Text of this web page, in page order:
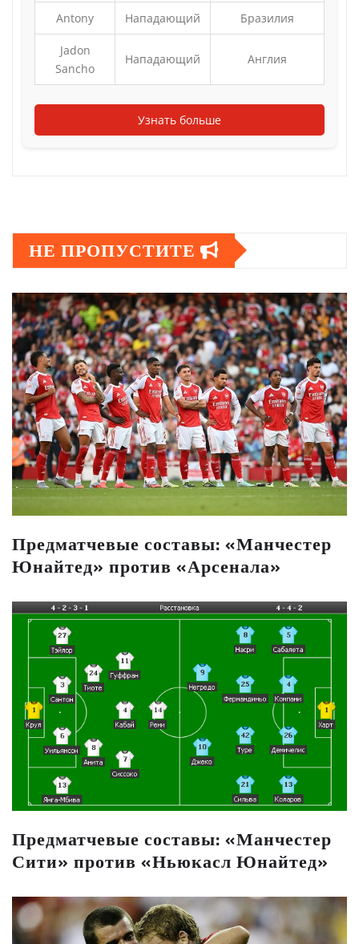
Antony Нападающий Бразилия
Jadon
Sancho
Нападающий Англия
Узнать больше
НЕ ПРОПУСТИТЕ
Предматчевые составы: «Манчестер
Юнайтед» против «Арсенала»
Предматчевые составы: «Манчестер
Сити» против «Ньюкасл Юнайтед»